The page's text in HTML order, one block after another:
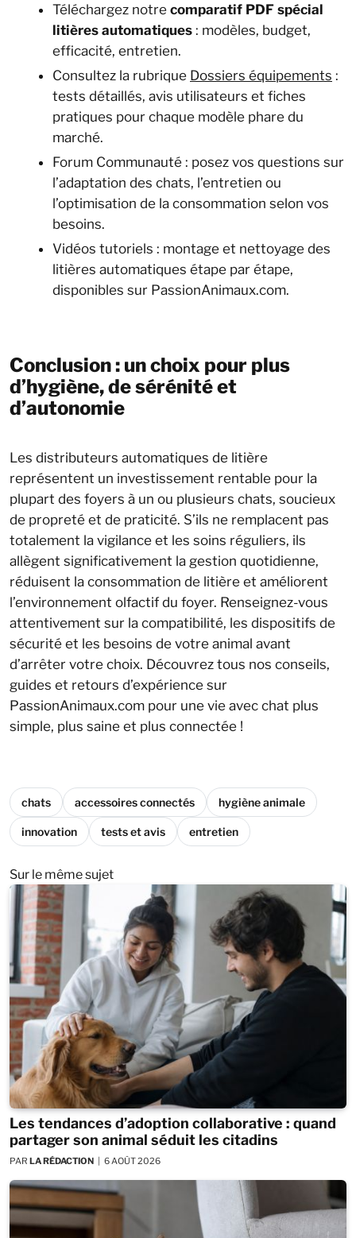
Téléchargez notre comparatif PDF spécial
litières automatiques : modèles, budget,
efficacité, entretien.
Consultez la rubrique Dossiers équipements :
tests détaillés, avis utilisateurs et fiches
pratiques pour chaque modèle phare du
marché.
Forum Communauté : posez vos questions sur
l’adaptation des chats, l’entretien ou
l’optimisation de la consommation selon vos
besoins.
Vidéos tutoriels : montage et nettoyage des
litières automatiques étape par étape,
disponibles sur PassionAnimaux.com.
Conclusion : un choix pour plus
d’hygiène, de sérénité et
d’autonomie
Les distributeurs automatiques de litière
représentent un investissement rentable pour la
plupart des foyers à un ou plusieurs chats, soucieux
de propreté et de praticité. S’ils ne remplacent pas
totalement la vigilance et les soins réguliers, ils
allègent significativement la gestion quotidienne,
réduisent la consommation de litière et améliorent
l’environnement olfactif du foyer. Renseignez-vous
attentivement sur la compatibilité, les dispositifs de
sécurité et les besoins de votre animal avant
d’arrêter votre choix. Découvrez tous nos conseils,
guides et retours d’expérience sur
PassionAnimaux.com pour une vie avec chat plus
simple, plus saine et plus connectée !
chats accessoires connectés hygiène animale
innovation tests et avis entretien
Sur le même sujet
Les tendances d’adoption collaborative : quand
partager son animal séduit les citadins
PAR LA RÉDACTION 6 AOÛT 2026